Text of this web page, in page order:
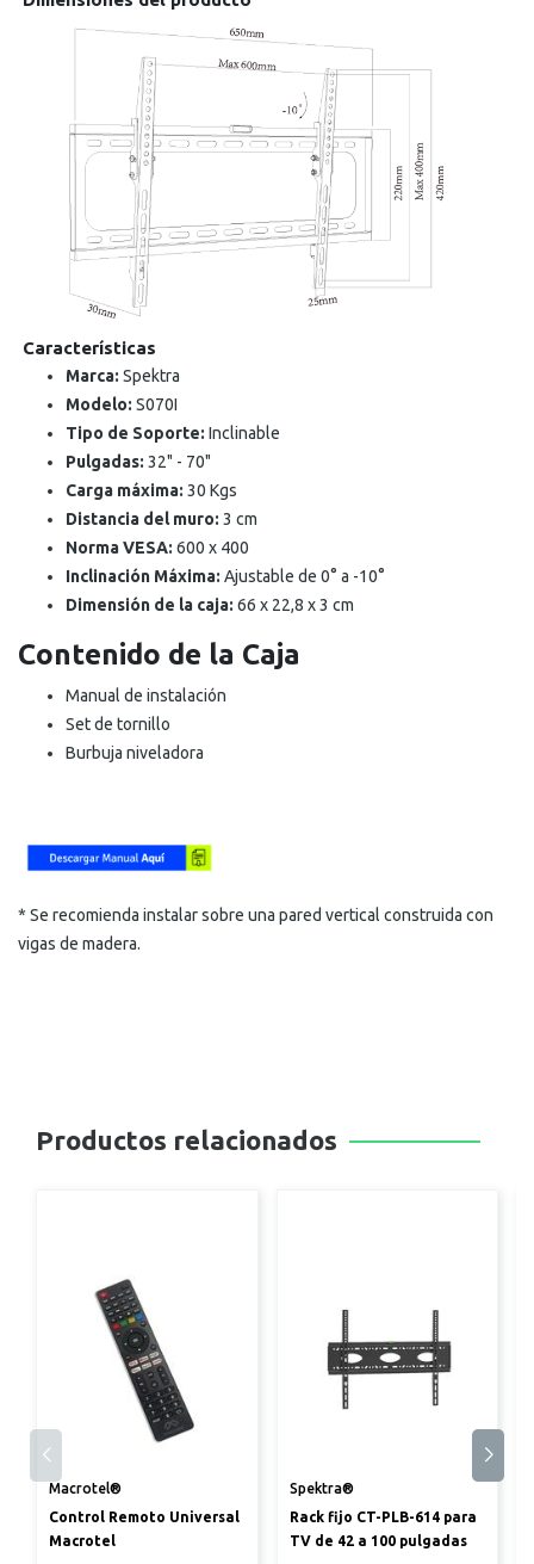
Características
Marca: Spektra
Modelo: S070I
Tipo de Soporte: Inclinable
Pulgadas: 32" - 70"
Carga máxima: 30 Kgs
Distancia del muro: 3 cm
Norma VESA: 600 x 400
Inclinación Máxima: Ajustable de 0° a -10°
Dimensión de la caja: 66 x 22,8 x 3 cm
Contenido de la Caja
Manual de instalación
Set de tornillo
Burbuja niveladora
* Se recomienda instalar sobre una pared vertical construida con
vigas de madera.
Productos relacionados
Macrotel®
Control Remoto Universal
Macrotel
Spektra®
Rack fijo CT-PLB-614 para
TV de 42 a 100 pulgadas